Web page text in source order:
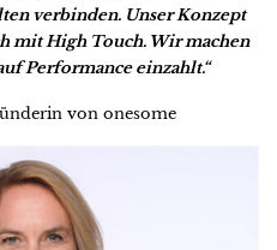
verbinden. Unser Konzept
mit High Touch. Wir machen
Performance einzahlt.“
von onesome